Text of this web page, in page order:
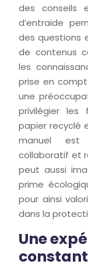
des conseils
d’entraide
des questions
de contenus
les
prise en
une
privilégier les
papier recyclé
manuel est
collaboratif et
peut aussi
prime
pour ainsi
dans la
Une